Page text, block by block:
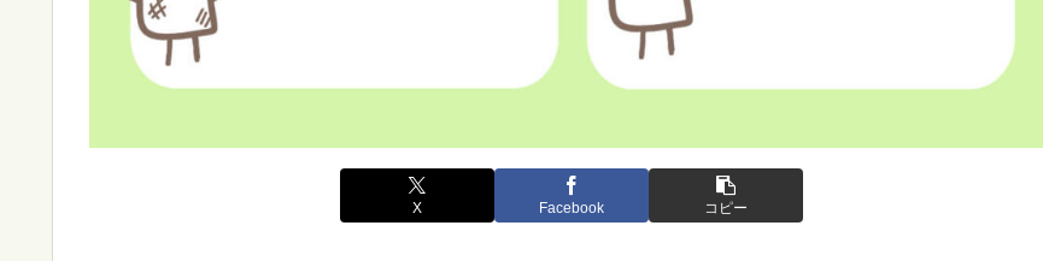
X Facebook コピー